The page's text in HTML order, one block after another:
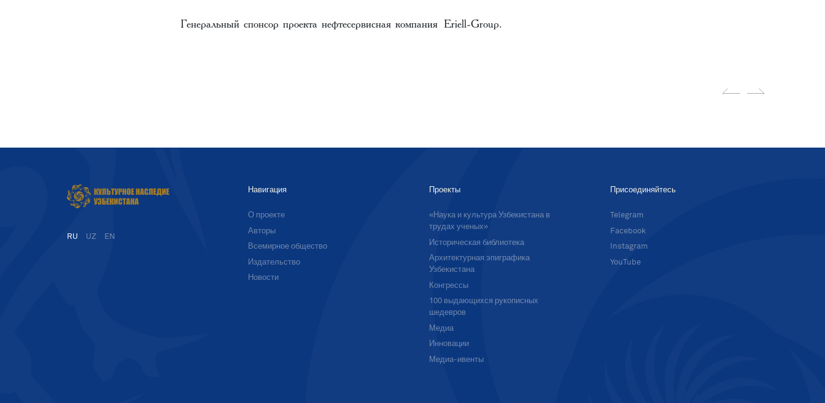
Генеральный спонсор проекта нефтесервисная компания Eriell-Group.
RU UZ EN
Навигация
О проекте
Авторы
Всемирное общество
Издательство
Новости
Проекты
«Наука и культура Узбекистана в
трудах ученых»
Историческая библиотека
Архитектурная эпиграфика
Узбекистана
Конгрессы
100 выдающихся рукописных
шедевров
Медиа
Инновации
Медиа-ивенты
Присоединяйтесь
Telegram
Facebook
Instagram
YouTube